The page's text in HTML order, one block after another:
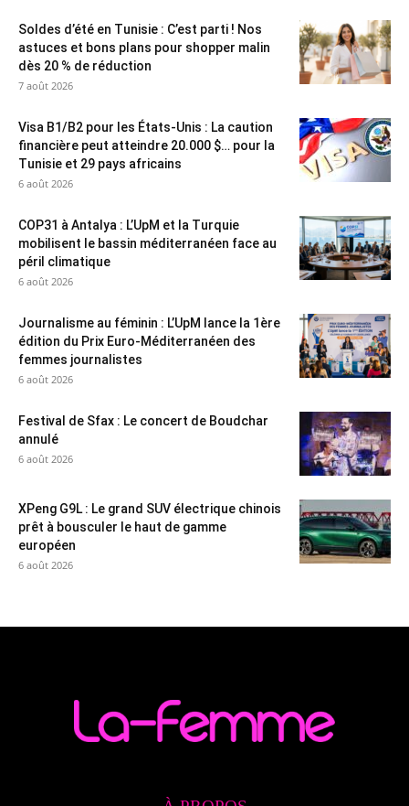
Soldes d’été en Tunisie : C’est parti ! Nos
astuces et bons plans pour shopper malin
dès 20 % de réduction
7 août 2026
Visa B1/B2 pour les États-Unis : La caution
financière peut atteindre 20.000 $… pour la
Tunisie et 29 pays africains
6 août 2026
COP31 à Antalya : L’UpM et la Turquie
mobilisent le bassin méditerranéen face au
péril climatique
6 août 2026
Journalisme au féminin : L’UpM lance la 1ère
édition du Prix Euro-Méditerranéen des
femmes journalistes
6 août 2026
Festival de Sfax : Le concert de Boudchar
annulé
6 août 2026
XPeng G9L : Le grand SUV électrique chinois
prêt à bousculer le haut de gamme
européen
6 août 2026